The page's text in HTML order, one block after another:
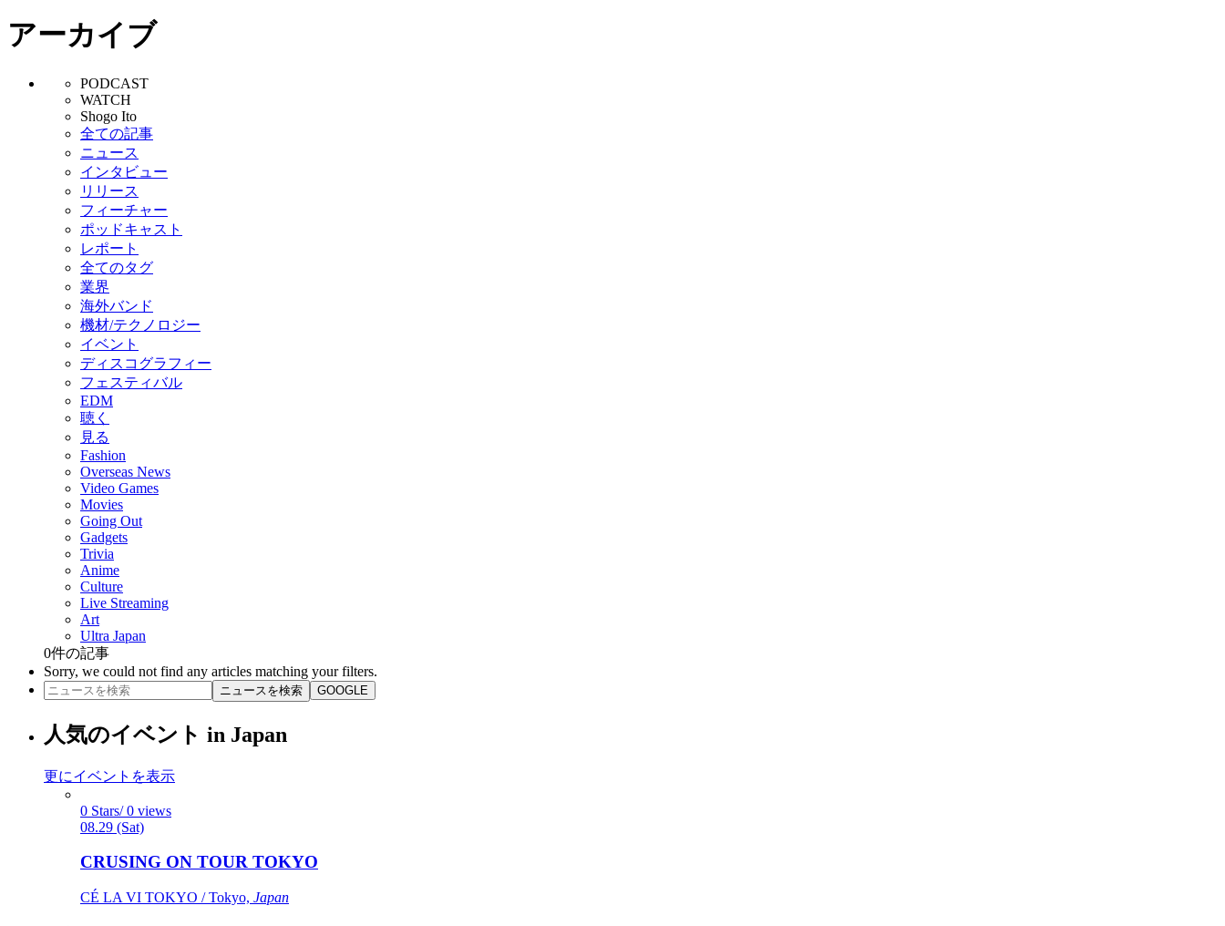
アーカイブ
PODCAST
WATCH
Shogo Ito
全ての記事
ニュース
インタビュー
リリース
フィーチャー
ポッドキャスト
レポート
全てのタグ
業界
海外バンド
機材/テクノロジー
イベント
ディスコグラフィー
フェスティバル
EDM
聴く
見る
Fashion
Overseas News
Video Games
Movies
Going Out
Gadgets
Trivia
Anime
Culture
Live Streaming
Art
Ultra Japan
0件の記事
Sorry, we could not find any articles matching your filters.
ニュースを検索 GOOGLE
人気のイベント in Japan
更にイベントを表示
0 Stars/ 0 views
08.29 (Sat)
CRUSING ON TOUR TOKYO
CÉ LA VI TOKYO / Tokyo, Japan